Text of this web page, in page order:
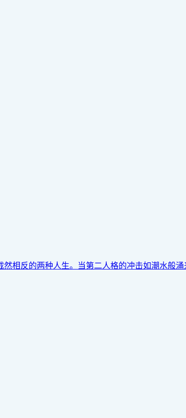
相反的两种人生。当第二人格的冲击如潮水般